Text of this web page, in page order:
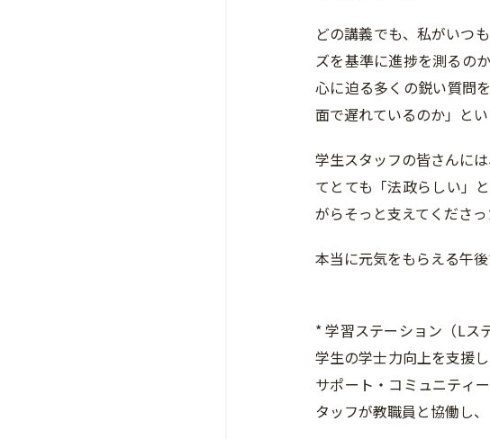
どの講義でも、私がいつ
ズを基準に進捗を測るの
心に迫る多くの鋭い質問
面で遅れているのか」と
学生スタッフの皆さんに
てとても「法政らしい」
がらそっと支えてくださ
本当に元気をもらえる午
* 学習ステーション（Lス
学生の学士力向上を支援
サポート・コミュニティ
タッフが教職員と協働し